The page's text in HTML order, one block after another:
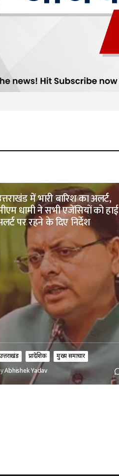
में भारी बारिश का अलर्ट,
धामी ने सभी एजेंसियों को हाई
पर रहने के दिए निर्देश
उत्तराखंड प्रादेशिक
मुख्य समाचार
Abhishek Yadav